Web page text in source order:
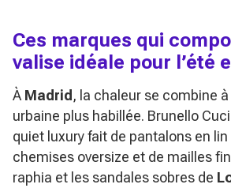
Ces marques qui
valise idéale pour l’été
À Madrid, la chaleur se combine
urbaine plus habillée. Brunello
quiet luxury fait de pantalons en
chemises oversize et de mailles
raphia et les sandales sobres de